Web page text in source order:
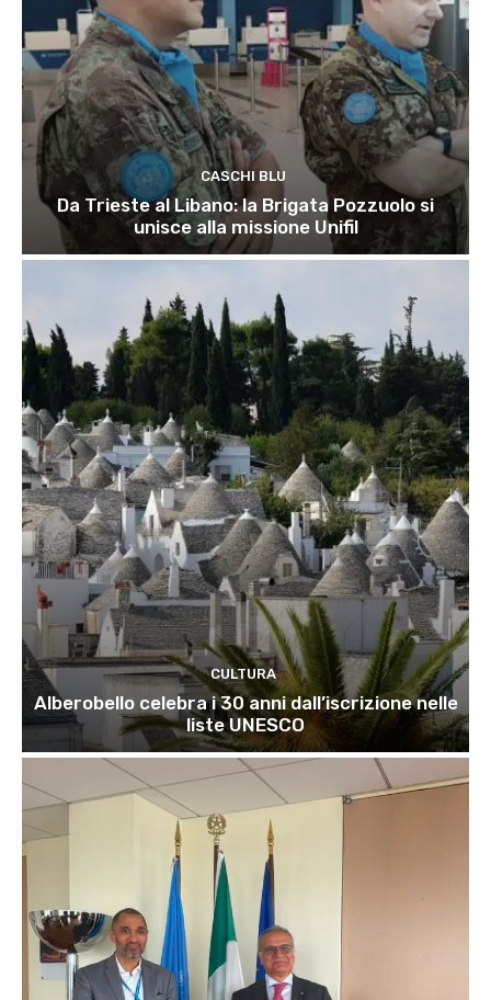
CASCHI BLU
Da Trieste al Libano: la Brigata Pozzuolo si
unisce alla missione Unifil
CULTURA
Alberobello celebra i 30 anni dall’iscrizione nelle
liste UNESCO